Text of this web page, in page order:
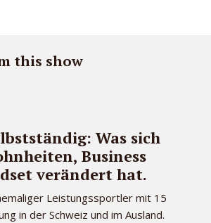
this show
Was sich
Business
verändert hat.
Leistungssportler mit 15
in der Schweiz und im Ausland.